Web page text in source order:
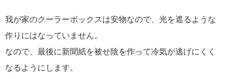
我が家のクーラーボックスは安物なので、光を遮るような
作りにはなっていません。
なので、最後に新聞紙を被せ陰を作って冷気が逃げにくく
なるようにします。